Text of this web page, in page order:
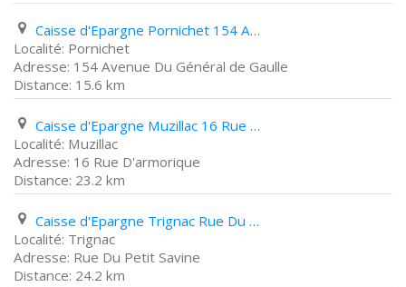
Caisse d'Epargne Pornichet 154 Avenue Du Général de Gaulle
Pornichet
154 Avenue Du Général de Gaulle
15.6 km
Caisse d'Epargne Muzillac 16 Rue D'armorique
Muzillac
16 Rue D'armorique
23.2 km
Caisse d'Epargne Trignac Rue Du Petit Savine
Trignac
Rue Du Petit Savine
24.2 km